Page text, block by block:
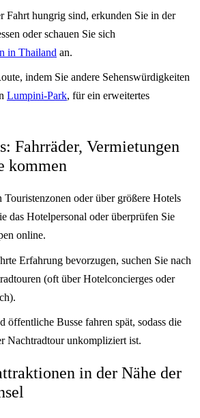
Fahrt hungrig sind, erkunden Sie in der
oder schauen Sie sich
in Thailand an.
indem Sie andere Sehenswürdigkeiten
Lumpini-Park, für ein erweitertes
Fahrräder, Vermietungen
kommen
oder über größere Hotels
das Hotelpersonal oder überprüfen Sie
online.
Erfahrung bevorzugen, suchen Sie nach
(oft über Hotelconcierges oder
öffentliche Busse fahren spät, sodass die
Nachtradtour unkompliziert ist.
in der Nähe der